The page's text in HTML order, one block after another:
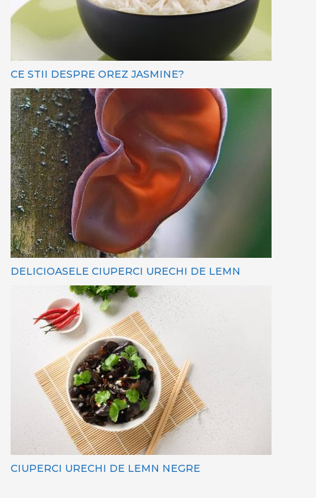
CE STII DESPRE OREZ JASMINE?
DELICIOASELE CIUPERCI URECHI DE LEMN
CIUPERCI URECHI DE LEMN NEGRE